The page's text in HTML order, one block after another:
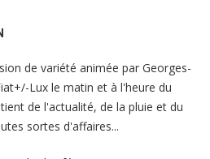
de variété animée par Georges-
Lux le matin et à l'heure du
de l'actualité, de la pluie et du
sortes d'affaires...